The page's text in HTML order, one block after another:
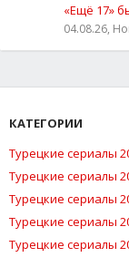
«Ещё 17»
04.08.26,
КАТЕГОРИИ
Турецкие сериалы
Турецкие сериалы
Турецкие сериалы
Турецкие сериалы
Турецкие сериалы